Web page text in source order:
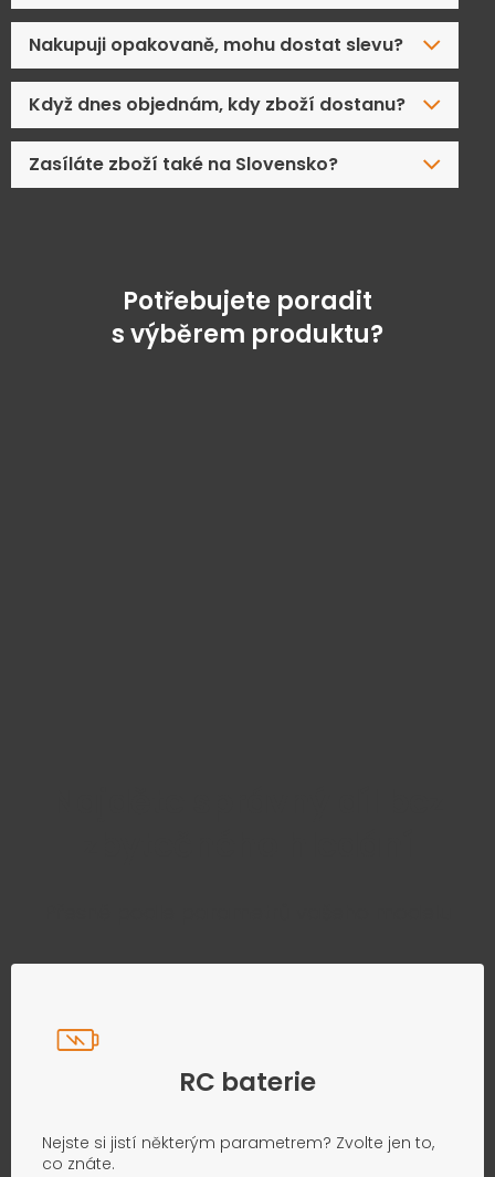
Nakupuji opakovaně, mohu dostat slevu?
Když dnes objednám, kdy zboží dostanu?
Zasíláte zboží také na Slovensko?
Potřebujete poradit
s výběrem produktu?
RC baterie
Nejste si jistí některým parametrem? Zvolte jen to,
co znáte.